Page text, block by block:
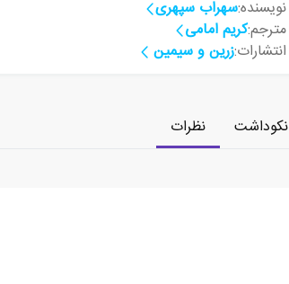
نویسنده:سهراب سپهری
مترجم:کریم امامی
انتشارات:زرین و سیمین
نکوداشت
نظرات